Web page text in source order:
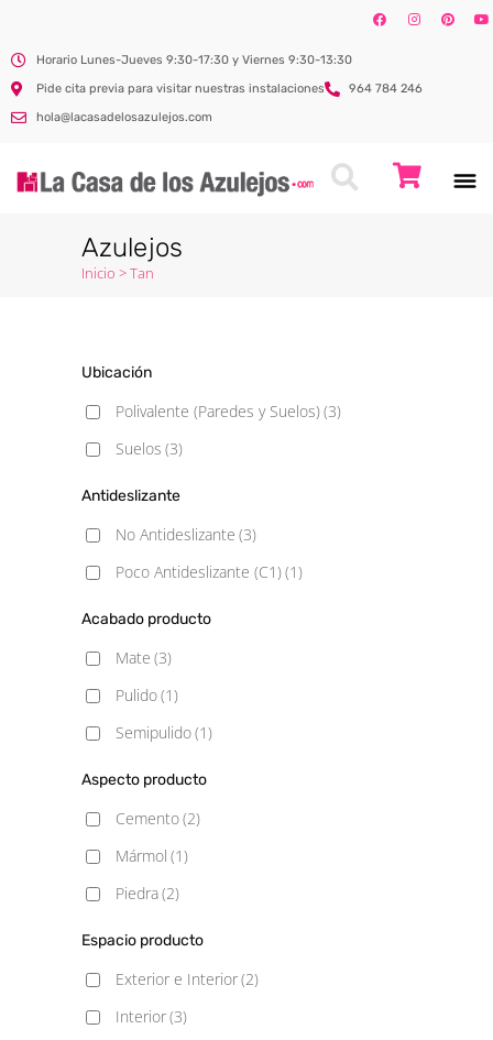
Horario Lunes-Jueves 9:30-17:30 y Viernes 9:30-13:30
Pide cita previa para visitar nuestras instalaciones
964 784 246
hola@lacasadelosazulejos.com
Azulejos
Inicio >Tan
Ubicación
Polivalente (Paredes y Suelos)(3)
Suelos (3)
Antideslizante
No Antideslizante (3)
Poco Antideslizante (C1)(1)
Acabado producto
Mate (3)
Pulido(1)
Semipulido(1)
Aspecto producto
Cemento(2)
Mármol (1)
Piedra(2)
Espacio producto
Exterior e Interior(2)
Interior(3)